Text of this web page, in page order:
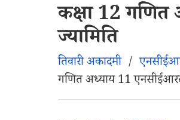
कक्षा 12 गणित
ज्यामिति
तिवारी अकादमी/
गणित अध्याय 11